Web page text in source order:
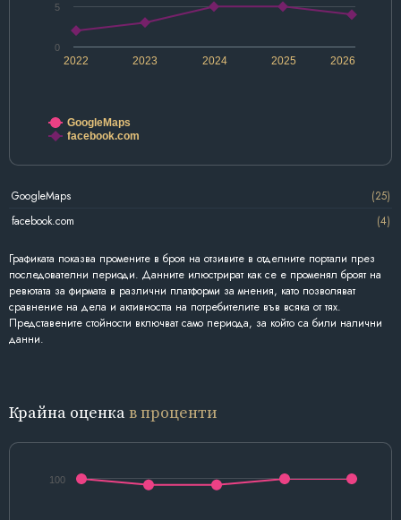
2022 2024 2026
2023 2025
0
5
GoogleMaps
facebook.com
GoogleMaps
(25)
facebook.com
(4)
Графиката показва промените в броя на отзивите в отделните портали през
последователни периоди. Данните илюстрират как се е променял броят на
ревютата за фирмата в различни платформи за мнения, като позволяват
сравнение на дела и активността на потребителите във всяка от тях.
Представените стойности включват само периода, за който са били налични
данни.
Крайна оценкав проценти
100